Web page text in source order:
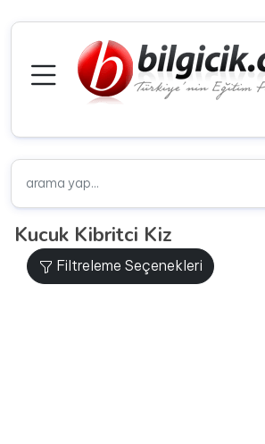
Kucuk Kibritci Kiz
Filtreleme Seçenekleri